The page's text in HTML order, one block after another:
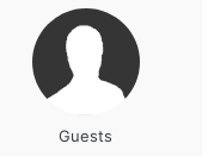
Guests